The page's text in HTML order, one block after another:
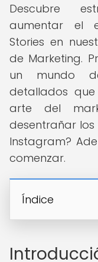
Descubre
aumentar el
Stories en
de Marketing.
un mundo
detallados
arte del
desentrañar
Instagram?
comenzar.
Índice